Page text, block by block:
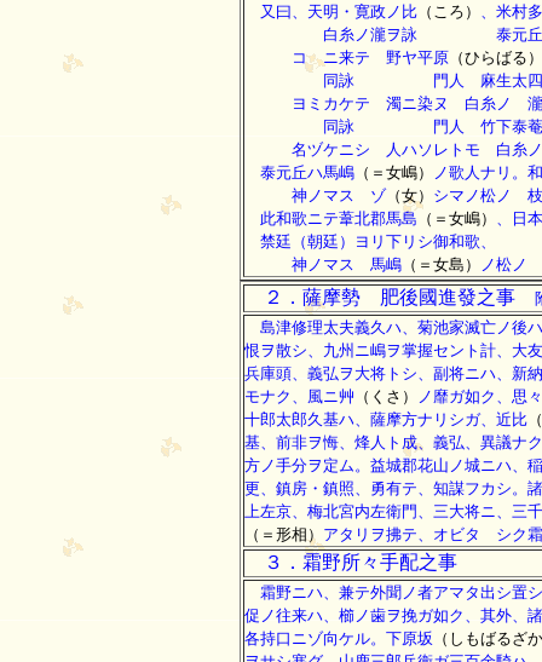
又曰、天明・寛政ノ比 （ころ）
、米村
白糸ノ瀧ヲ詠 泰元丘
コゝニ来テ 野ヤ平原 （ひらばる）
同詠 門人 麻生太四
ヨミカケテ 濁ニ染ヌ 白糸ノ
同詠 門人 竹下泰菴
名ヅケニシ 人ハソレトモ 白糸
泰元丘ハ馬嶋 （＝女嶋）
ノ歌人ナリ。
神ノマス ゾ（女） シマノ松ノ
此和歌ニテ葦北郡馬島 （＝女嶋）
、日
禁廷（朝廷）ヨリ下リシ御和歌、
神ノマス 馬嶋 （＝女島） ノ松
２．薩摩勢 肥後國進發之事
島津修理太夫義久ハ、菊池家滅亡ノ後
恨ヲ散シ、九州ニ嶋ヲ掌握セント計、大
兵庫頭、義弘ヲ大将トシ、副将ニハ、新
モナク、風ニ艸 （くさ）
ノ靡ガ如ク、思々
十郎太郎久基ハ、薩摩方ナリシガ、近比
基、前非ヲ悔、烽人ト成、義弘、異議ナ
方ノ手分ヲ定ム。益城郡花山ノ城ニハ、
更、鎮房・鎮照、勇有テ、知謀フカシ。
上左京、梅北宮内左衛門、三大将ニ、三
（＝形相） アタリヲ拂テ、オビタゞシク
３．霜野所々手配之事
霜野ニハ、兼テ外聞ノ者アマタ出シ置
促ノ往来ハ、櫛ノ歯ヲ挽ガ如ク、其外、
各持口ニゾ向ケル。下原坂 （しもばるざ